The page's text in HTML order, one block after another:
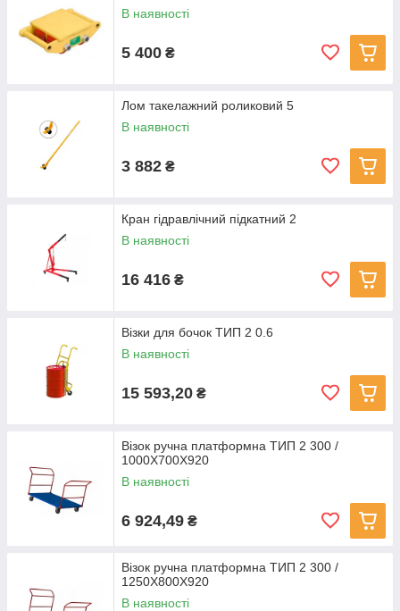
В наявності
5 400 ₴
Лом такелажний роликовий 5
В наявності
3 882 ₴
Кран гідравлічний підкатний 2
В наявності
16 416 ₴
Візки для бочок ТИП 2 0.6
В наявності
15 593,20 ₴
Візок ручна платформна ТИП 2 300 /
1000Х700Х920
В наявності
6 924,49 ₴
Візок ручна платформна ТИП 2 300 /
1250Х800Х920
В наявності